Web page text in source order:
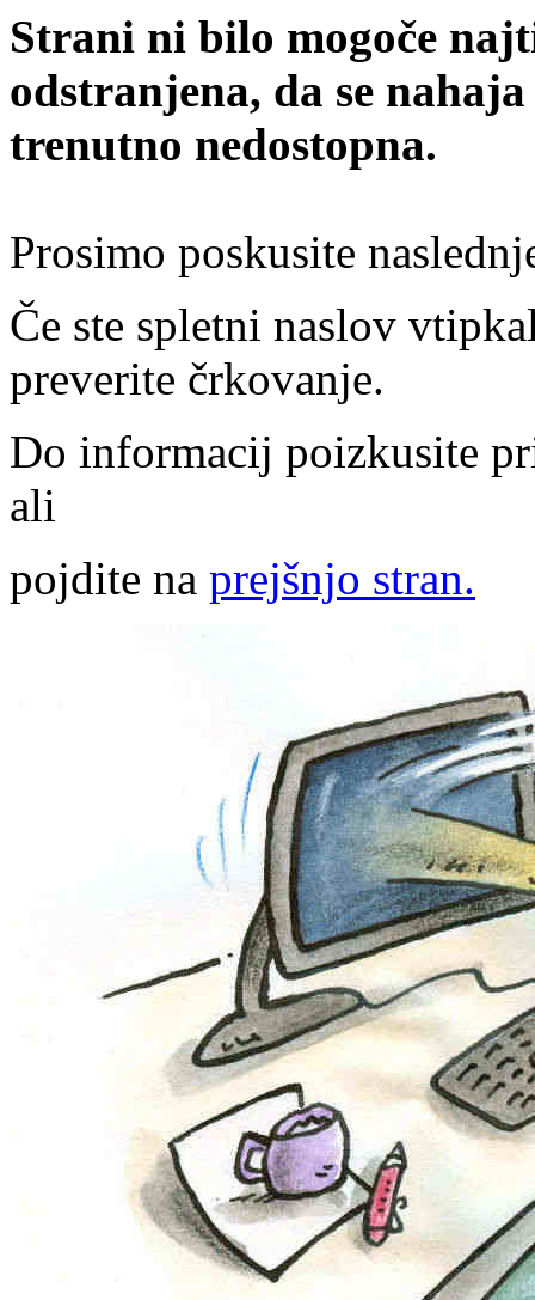
Strani ni bilo mogoče
odstranjena, da se
trenutno nedostopna.
Prosimo poskusite
Če ste spletni naslov
preverite črkovanje.
Do informacij poizkusite
ali
pojdite na prejšnjo stran.